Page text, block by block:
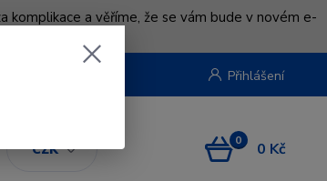
komplikace a věříme, že se vám bude v novém e-
CZK
Přihlášení
0 0 Kč